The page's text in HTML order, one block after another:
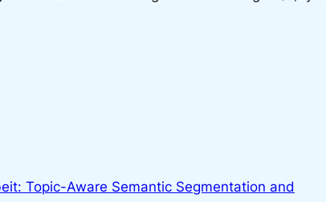
Topic-Aware Semantic Segmentation and